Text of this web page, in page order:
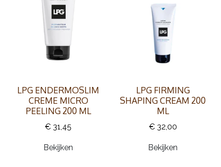
LPG ENDERMOSLIM
CREME MICRO
PEELING 200 ML
€ 31,45
Bekijken
LPG FIRMING
SHAPING CREAM 200
ML
€ 32,00
Bekijken